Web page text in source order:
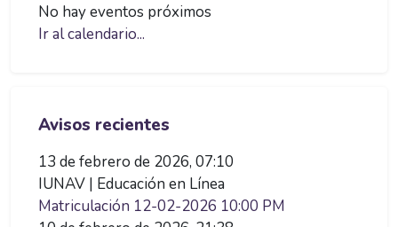
No hay eventos próximos
Ir al calendario...
Avisos recientes
13 de febrero de 2026, 07:10
IUNAV | Educación en Línea
Matriculación 12-02-2026 10:00 PM